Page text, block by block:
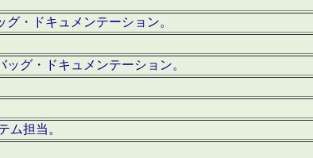
・ドキュメンテーション。
グ・ドキュメンテーション。
ム担当。